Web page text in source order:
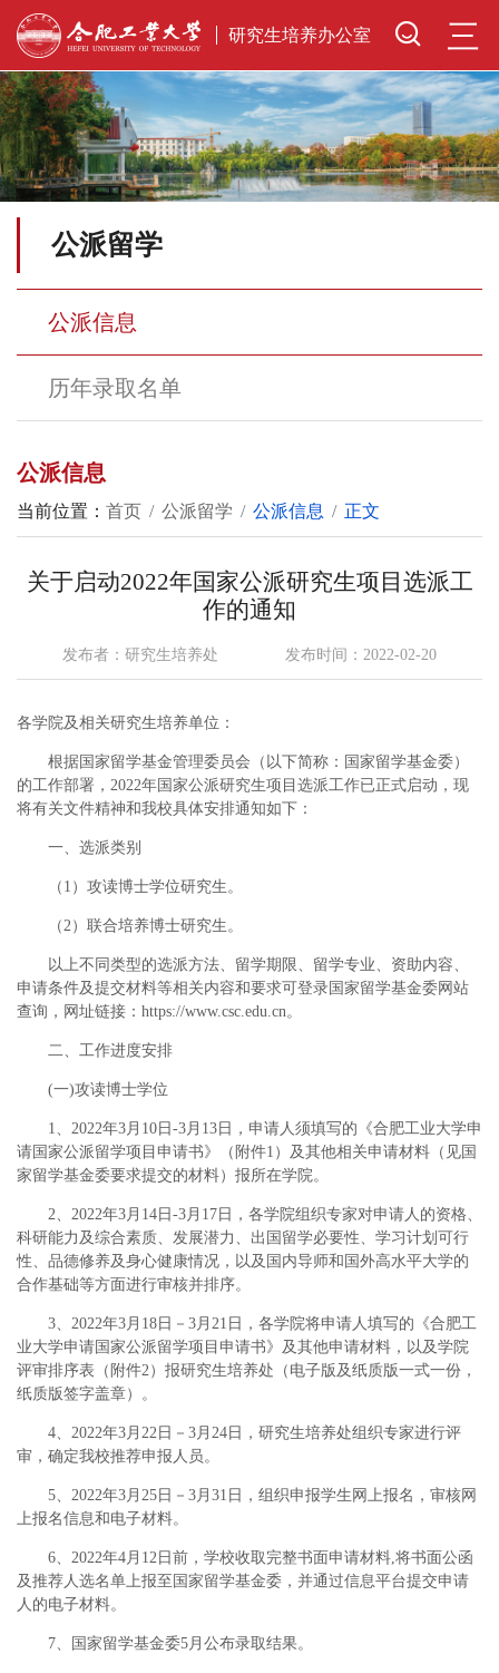
研究生培养办公室 三
公派留学
公派信息
历年录取名单
公派信息
当前位置： 首页 公派留学 公派信息 正文
关于启动2022年国家公派研究生项目选派工
作的通知
发布者：研究生培养处 发布时间：2022-02-20
各学院及相关研究生培养单位：
根据国家留学基金管理委员会（以下简称：国家留学基金委）
的工作部署，2022年国家公派研究生项目选派工作已正式启动，现
将有关文件精神和我校具体安排通知如下：
一、选派类别
（1）攻读博士学位研究生。
（2）联合培养博士研究生。
以上不同类型的选派方法、留学期限、留学专业、资助内容、
申请条件及提交材料等相关内容和要求可登录国家留学基金委网站
查询，网址链接：https://www.csc.edu.cn。
二、工作进度安排
(一)攻读博士学位
1、2022年3月10日-3月13日，申请人须填写的《合肥工业大学申
请国家公派留学项目申请书》（附件1）及其他相关申请材料（见国
家留学基金委要求提交的材料）报所在学院。
2、2022年3月14日-3月17日，各学院组织专家对申请人的资格、
科研能力及综合素质、发展潜力、出国留学必要性、学习计划可行
性、品德修养及身心健康情况，以及国内导师和国外高水平大学的
合作基础等方面进行审核并排序。
3、2022年3月18日－3月21日，各学院将申请人填写的《合肥工
业大学申请国家公派留学项目申请书》及其他申请材料，以及学院
评审排序表（附件2）报研究生培养处（电子版及纸质版一式一份，
纸质版签字盖章）。
4、2022年3月22日－3月24日，研究生培养处组织专家进行评
审，确定我校推荐申报人员。
5、2022年3月25日－3月31日，组织申报学生网上报名，审核网
上报名信息和电子材料。
6、2022年4月12日前，学校收取完整书面申请材料,将书面公函
及推荐人选名单上报至国家留学基金委，并通过信息平台提交申请
人的电子材料。
7、国家留学基金委5月公布录取结果。